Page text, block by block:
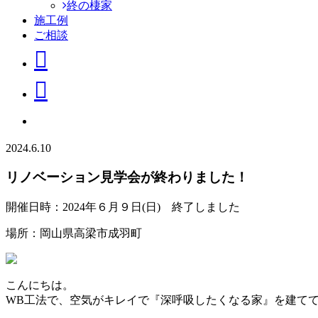
終の棲家
施工例
ご相談
2024.6.10
リノベーション見学会が終わりました！
開催日時：2024年６月９日(日) 終了しました
場所：岡山県高梁市成羽町
こんにちは。
WB工法で、空気がキレイで『深呼吸したくなる家』を建て